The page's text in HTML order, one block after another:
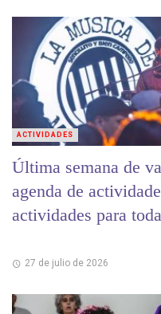
Última semana de
agenda de
actividades para
27 de julio de 2026
ACTIVIDADES